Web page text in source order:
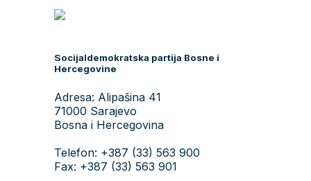
Socijaldemokratska partija Bosne i
Hercegovine
Adresa: Alipašina 41
71000 Sarajevo
Bosna i Hercegovina
Telefon: +387 (33) 563 900
Fax: +387 (33) 563 901